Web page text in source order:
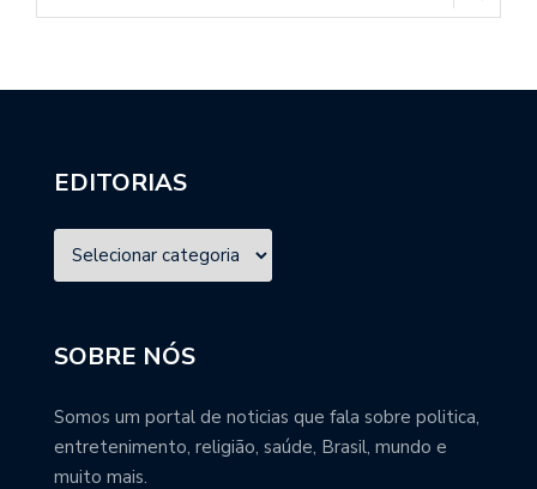
EDITORIAS
SOBRE NÓS
Somos um portal de noticias que fala sobre politica,
entretenimento, religião, saúde, Brasil, mundo e
muito mais.